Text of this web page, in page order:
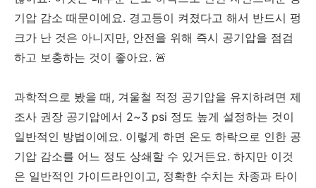
기압 감소 때문이에요. 경고등이 켜졌다고 해서 반드시 펑
크가 난 것은 아니지만, 안전을 위해 즉시 공기압을 점검
하고 보충하는 것이 좋아요. 🚨
과학적으로 봤을 때, 겨울철 적정 공기압을 유지하려면 제
조사 권장 공기압에서 2~3 psi 정도 높게 설정하는 것이
일반적인 방법이에요. 이렇게 하면 온도 하락으로 인한 공
기압 감소를 어느 정도 상쇄할 수 있거든요. 하지만 이것
은 일반적인 가이드라인이고, 정확한 수치는 차종과 타이